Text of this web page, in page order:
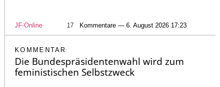
JF-Online 17 Kommentare — 6. August 2026 17:23
KOMMENTAR
Die Bundespräsidentenwahl wird zum
feministischen Selbstzweck